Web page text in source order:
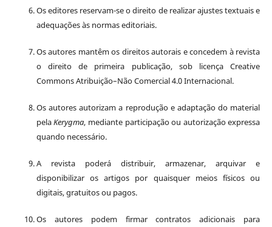
Os editores reservam-se o direito de realizar ajustes textuais e
adequações às normas editoriais.
Os autores mantêm os direitos autorais e concedem à revista
o direito de primeira publicação, sob licença Creative
Commons Atribuição–Não Comercial 4.0 Internacional.
Os autores autorizam a reprodução e adaptação do material
pelaKerygma, mediante participação ou autorização expressa
quando necessário.
A revista poderá distribuir, armazenar, arquivar e
disponibilizar os artigos por quaisquer meios físicos ou
digitais, gratuitos ou pagos.
Os autores podem firmar contratos adicionais para